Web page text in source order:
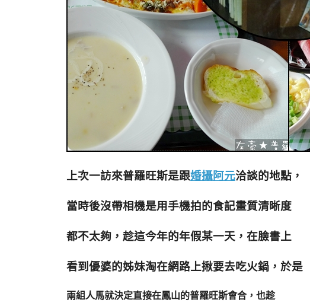
上次一訪來普羅旺斯是跟婚攝阿元洽談的地點，
當時後沒帶相機是用手機拍的食記畫質清晰度
都不太夠，趁這今年的年假某一天，在臉書上
看到優婆的姊妹淘在網路上揪要去吃火鍋，於是
兩組人馬就決定直接在鳳山的普羅旺斯會合，也趁